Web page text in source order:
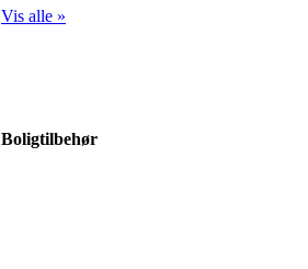
Vis alle »
Boligtilbehør